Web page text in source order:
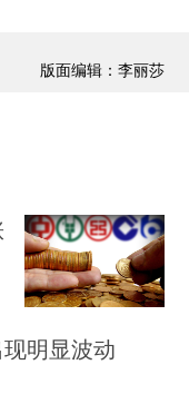
版面编辑：李丽莎
明显波动